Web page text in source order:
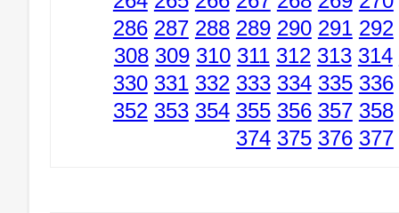
286 287 288 289 290 291 292
308 309 310 311 312 313 314
330 331 332 333 334 335 336
352 353 354 355 356 357 358
374 375 376 377